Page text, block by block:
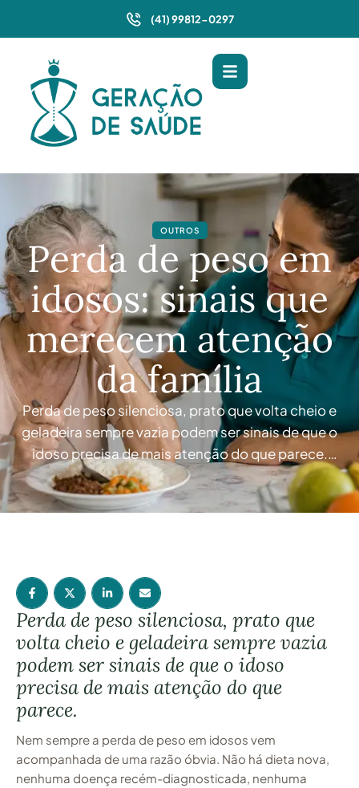
(41) 99812-0297
OUTROS
Perda de peso em
idosos: sinais que
merecem atenção
da família
Perda de peso silenciosa, prato que volta cheio e
geladeira sempre vazia podem ser sinais de que o
idoso precisa de mais atenção do que parece.
Nem sempre a perda de peso em idosos vem
acompanhada de uma razão óbvia. Não há dieta
nova, nenhuma doença recém-diagnosticada,
Perda de peso silenciosa, prato que
volta cheio e geladeira sempre vazia
podem ser sinais de que o idoso
precisa de mais atenção do que
parece.
Nem sempre a perda de peso em idosos vem
acompanhada de uma razão óbvia. Não há dieta nova,
nenhuma doença recém-diagnosticada, nenhuma